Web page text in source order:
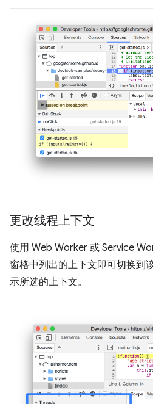
更改线程上下文
使用 Web Worker 或 Service
窗格中列出的上下文即可切换到
示所选的上下文。